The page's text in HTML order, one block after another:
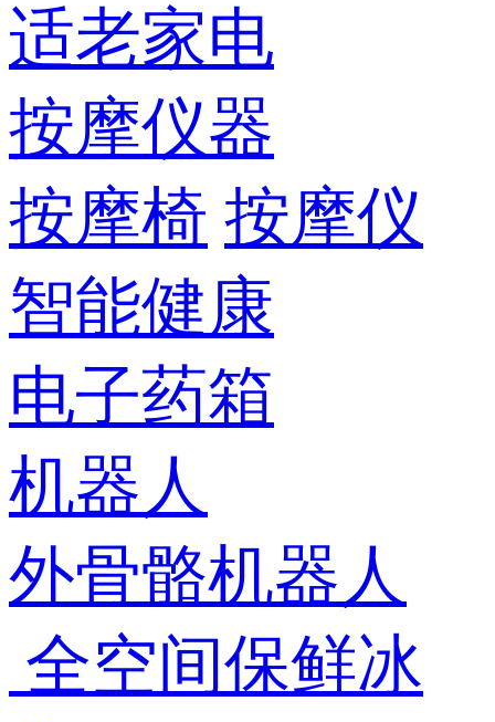
适老家电
按摩仪器
按摩椅 按摩仪
智能健康
电子药箱
机器人
外骨骼机器人
全空间保鲜冰